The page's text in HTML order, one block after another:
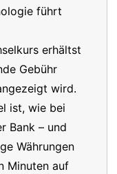
führt
erhältst
Gebühr
wird.
ist, wie bei
Bank – und
Währungen
Minuten auf